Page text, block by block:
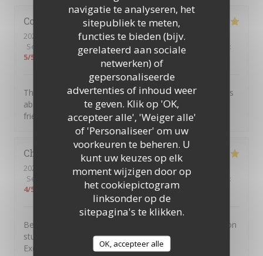
navigatie te analyseren, het
sitepubliek te meten,
functies te bieden (bijv.
gerelateerd aan sociale
netwerken) of
gepersonaliseerde
advertenties of inhoud weer
te geven. Klik op 'OK,
accepteer alle', 'Weiger alle'
of 'Personaliseer' om uw
voorkeuren te beheren. U
kunt uw keuzes op elk
moment wijzigen door op
het cookiepictogram
linksonder op de
sitepagina's te klikken.
OK, accepteer alle
Colin
2026-08-04
- 20:00 - Gasten 2
Service
Atmosfeer: 5/5 Keuken:5/5 Kwaliteit / Prijs
:
5/5
This was our first visit to Piccolo Mondo. The food was
absolutely delicious and the staff were extremely
friendly. We will be returning.
Christian
2026-08-01
- 20:45 - Gasten 7
Service
Atmosfeer: 5/5 Keuken: 5 /5 Kwaliteit / Prijs
:
4/5
Been going to to the Picolo Mondo for years as my son
studied in Southampton and it never disappoints me.
Excellent food and service!!